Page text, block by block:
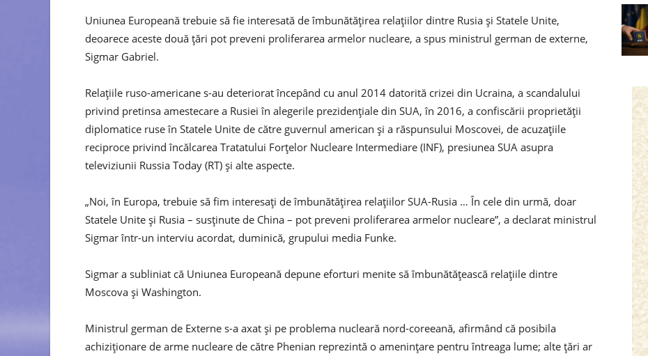
Uniunea Europeană trebuie să fie interesată de îmbunătățirea relațiilor dintre Rusia și Statele Unite,
deoarece aceste două țări pot preveni proliferarea armelor nucleare, a spus ministrul german de externe,
Sigmar Gabriel.
Relațiile ruso-americane s-au deteriorat începând cu anul 2014 datorită crizei din Ucraina, a scandalului
privind pretinsa amestecare a Rusiei în alegerile prezidențiale din SUA, în 2016, a confiscării proprietății
diplomatice ruse în Statele Unite de către guvernul american și a răspunsului Moscovei, de acuzațiile
reciproce privind încălcarea Tratatului Forțelor Nucleare Intermediare (INF), presiunea SUA asupra
televiziunii Russia Today (RT) și alte aspecte.
„Noi, în Europa, trebuie să fim interesați de îmbunătățirea relațiilor SUA-Rusia … În cele din urmă, doar
Statele Unite și Rusia – susținute de China – pot preveni proliferarea armelor nucleare”, a declarat ministrul
Sigmar într-un interviu acordat, duminică, grupului media Funke.
Sigmar a subliniat că Uniunea Europeană depune eforturi menite să îmbunătățească relațiile dintre
Moscova și Washington.
Ministrul german de Externe s-a axat și pe problema nucleară nord-coreeană, afirmând că posibila
achiziționare de arme nucleare de către Phenian reprezintă o amenințare pentru întreaga lume; alte țări ar